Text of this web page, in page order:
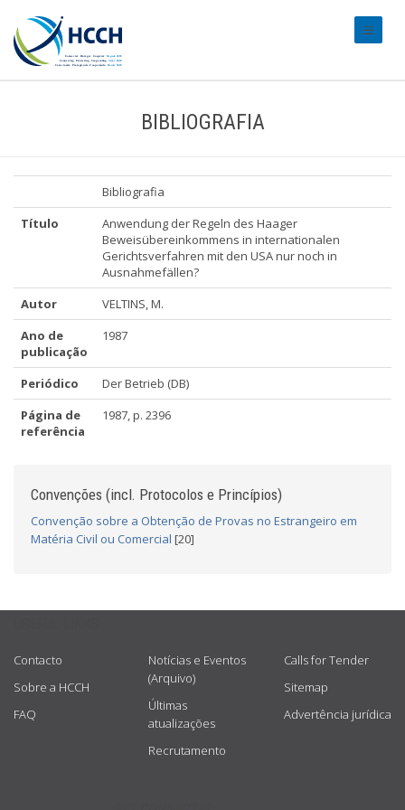
BIBLIOGRAFIA
Bibliografia
Título
Anwendung der Regeln des Haager
Beweisübereinkommens in internationalen
Gerichtsverfahren mit den USA nur noch in
Ausnahmefällen?
Autor
VELTINS, M.
Ano de
publicação
1987
Periódico
Der Betrieb (DB)
Página de
referência
1987, p. 2396
Convenções (incl. Protocolos e Princípios)
Convenção sobre a Obtenção de Provas no Estrangeiro em
Matéria Civil ou Comercial [20]
Contacto
Sobre a HCCH
FAQ
Notícias e Eventos
(Arquivo)
Últimas
atualizações
Recrutamento
Calls for Tender
Sitemap
Advertência jurídica